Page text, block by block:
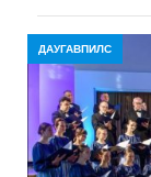
ДАУГАВПИЛС